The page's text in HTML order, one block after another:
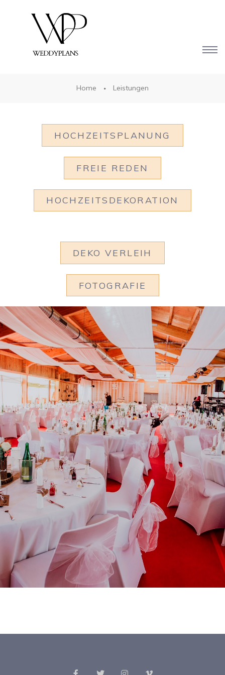
Home Leistungen
HOCHZEITSPLANUNG
FREIE REDEN
HOCHZEITSDEKORATION
DEKO VERLEIH
FOTOGRAFIE